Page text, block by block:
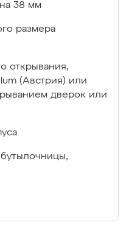
38 мм
размера
открывания,
(Австрия) или
дверок или